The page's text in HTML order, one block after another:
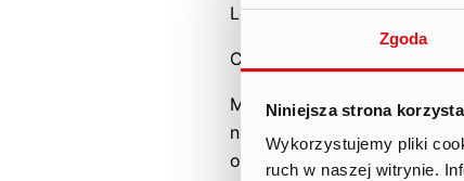
Zgoda
Niniejsza strona
Wykorzystujemy pliki
ruch w naszej witrynie.
Legal Basis: Article 70(1)
Content of the report:
Management Board of Ten
notification from Arkadiusz
ownership of shares in Ten